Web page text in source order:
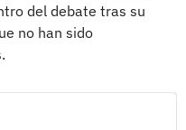
del debate tras su
no han sido